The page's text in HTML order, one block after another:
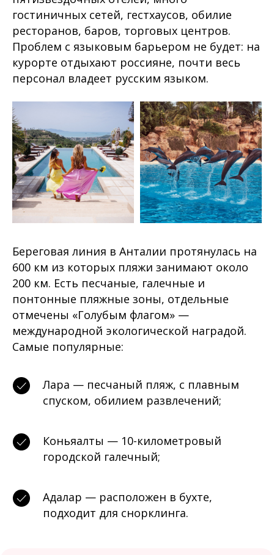
гостиничных сетей, гестхаусов, обилие
ресторанов, баров, торговых центров.
Проблем с языковым барьером не будет: на
курорте отдыхают россияне, почти весь
персонал владеет русским языком.
Береговая линия в Анталии протянулась на
600 км из которых пляжи занимают около
200 км. Есть песчаные, галечные и
понтонные пляжные зоны, отдельные
отмечены «Голубым флагом» —
международной экологической наградой.
Самые популярные:
Лара — песчаный пляж, с плавным
спуском, обилием развлечений;
Коньяалты — 10-километровый
городской галечный;
Адалар — расположен в бухте,
подходит для снорклинга.